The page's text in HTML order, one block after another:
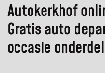
Autokerkhof
Gratis auto
occasie